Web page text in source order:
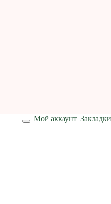
Мой аккаунт Закладки